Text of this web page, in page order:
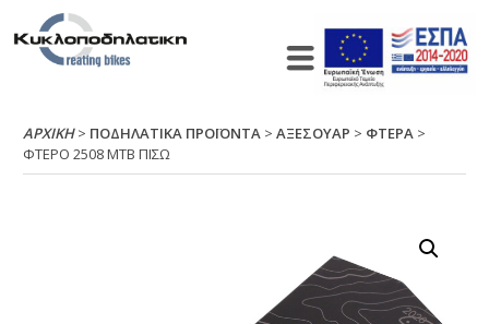
ΑΡΧΙΚΉ> ΠΟΔΗΛΑΤΙΚΑ ΠΡΟΪΟΝΤΑ >ΑΞΕΣΟΥΑΡ > ΦΤΕΡΑ >
ΦΤΕΡΟ 2508 ΜΤΒ ΠΙΣΩ